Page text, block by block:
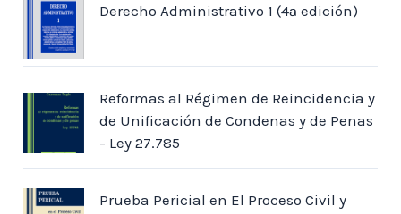
Derecho Administrativo 1 (4ª edición)
Reformas al Régimen de Reincidencia y
de Unificación de Condenas y de Penas
- Ley 27.785
Prueba Pericial en El Proceso Civil y